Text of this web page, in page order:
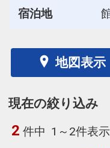
宿泊地
地図表示
現在の絞り込み
2 件中 1～2件表示